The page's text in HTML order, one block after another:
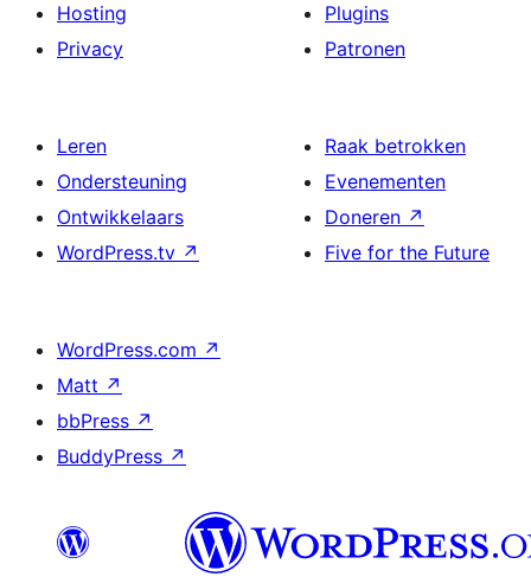
Hosting
Privacy
Plugins
Patronen
Leren
Ondersteuning
Ontwikkelaars
WordPress.tv ↗
Raak betrokken
Evenementen
Doneren ↗
Five for the Future
WordPress.com ↗
Matt ↗
bbPress ↗
BuddyPress ↗